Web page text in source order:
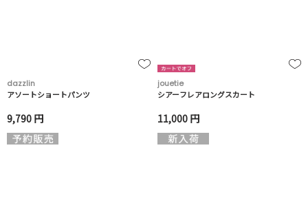
dazzlin
アソートショートパンツ
9,790 円
jouetie
シアーフレアロングスカート
11,000 円